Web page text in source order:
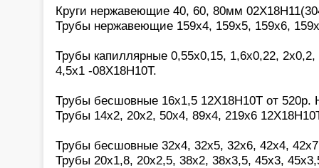
Круги нержавеющие 40, 60, 80мм
Трубы нержавеющие 159х4, 159х5, 159х6,
Трубы капиллярные 0,55х0,15, 1,6х0,22,
4,5х1 -08Х18Н10Т.
Трубы бесшовные 16х1,5 12Х18Н10Т от
Трубы 14х2, 20х2, 50х4, 89х4, 219х6
Трубы бесшовные 32х4, 32х5, 32х6, 42х4,
Трубы 20х1,8, 20х2,5, 38х2, 38х3,5, 45х3,